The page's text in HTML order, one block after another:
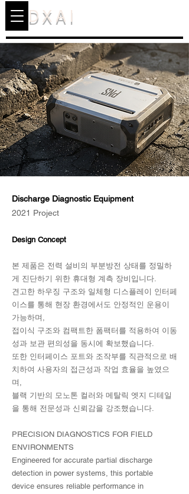
DXAI
Discharge Diagnostic Equipment
2021 Project
Design Concept
본 제품은 전력 설비의 부분방전 상태를 정밀하
게 진단하기 위한 휴대형 계측 장비입니다.
견고한 하우징 구조와 일체형 디스플레이 인터페
이스를 통해 현장 환경에서도 안정적인 운용이
가능하며,
접이식 구조와 컴팩트한 폼팩터를 적용하여 이동
성과 보관 편의성을 동시에 확보했습니다.
또한 인터페이스 포트와 조작부를 직관적으로 배
치하여 사용자의 접근성과 작업 효율을 높였으
며,
블랙 기반의 모노톤 컬러와 메탈릭 엣지 디테일
을 통해 전문성과 신뢰감을 강조했습니다.
PRECISION DIAGNOSTICS FOR FIELD
ENVIRONMENTS
Engineered for accurate partial discharge
detection in power systems, this portable
device ensures reliable performance in